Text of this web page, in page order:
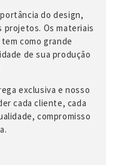
do design,
projetos. Os materiais
como grande
de sua produção
exclusiva e nosso
cada cliente, cada
compromisso